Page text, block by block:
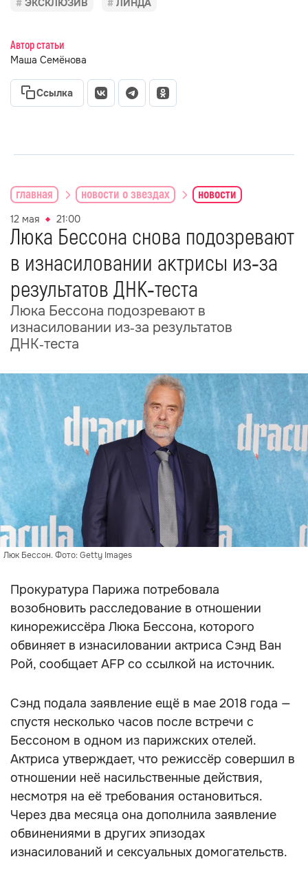
ЭКСКЛЮЗИВ ЛИНДА
Автор статьи
Маша Семёнова
Ссылка
главная новости о звездах новости
12 мая 21:00
Люка Бессона снова подозревают
в изнасиловании актрисы из‑за
результатов ДНК‑теста
Люка Бессона подозревают в
изнасиловании из‑за результатов
ДНК‑теста
Люк Бессон. Фото: Getty Images
Прокуратура Парижа потребовала
возобновить расследование в отношении
кинорежиссёра Люка Бессона, которого
обвиняет в изнасиловании актриса Сэнд Ван
Рой, сообщает AFP со ссылкой на источник.
Сэнд подала заявление ещё в мае 2018 года —
спустя несколько часов после встречи с
Бессоном в одном из парижских отелей.
Актриса утверждает, что режиссёр совершил в
отношении неё насильственные действия,
несмотря на её требования остановиться.
Через два месяца она дополнила заявление
обвинениями в других эпизодах
изнасилований и сексуальных домогательств.